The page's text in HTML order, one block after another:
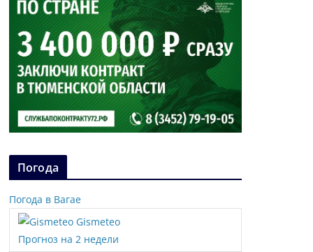
Погода
Погода в Вагае
Gismeteo
Прогноз на 2 недели